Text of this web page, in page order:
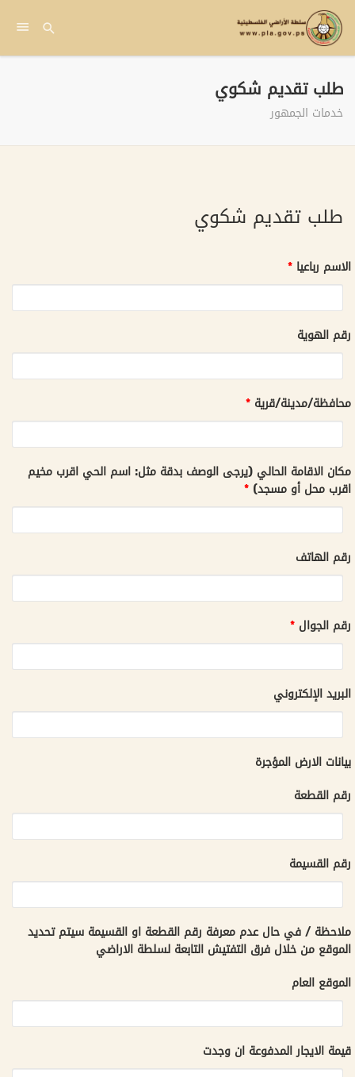
طلب تقديم شكوي
خدمات الجمهور
طلب تقديم شكوي
الاسم رباعيا *
رقم الهوية
محافظة/مدينة/قرية *
مكان الاقامة الحالي (يرجى الوصف بدقة مثل: اسم الحي اقرب مخيم
اقرب محل أو مسجد) *
رقم الهاتف
رقم الجوال *
البريد الإلكتروني
بيانات الارض المؤجرة
رقم القطعة
رقم القسيمة
ملاحظة / في حال عدم معرفة رقم القطعة او القسيمة سيتم تحديد
الموقع من خلال فرق التفتيش التابعة لسلطة الاراضي
الموقع العام
قيمة الايجار المدفوعة ان وجدت